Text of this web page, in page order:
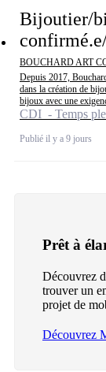
Bijoutier/
BOUCHARD ART
Depuis 2017,
dans la création de
bijoux avec une
CDI - Temps
Publié il y a 9 jours
Prêt à
Découvrez
trouver un
projet de
Découvrez